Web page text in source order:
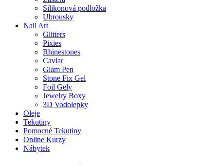
Silikonová podložka
Ubrousky
Nail Art
Glitters
Pixies
Rhinestones
Caviar
Glam Pen
Stone Fix Gel
Foil Gely
Jewelry Boxy
3D Vodolepky
Oleje
Tekutiny
Pomocné Tekutiny
Online Kurzy
Nábytek